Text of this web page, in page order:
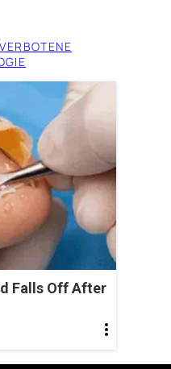
VERBOTENE
Falls Off After